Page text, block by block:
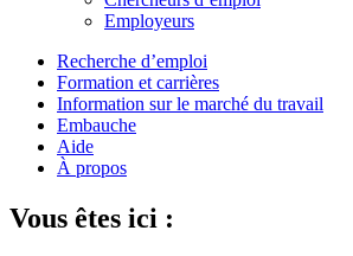
du
compte
Employeurs
Menu
navigation
principal
Recherche d’emploi
Formation et carrières
Information sur le marché du travail
Embauche
Aide
À propos
Vous êtes ici :